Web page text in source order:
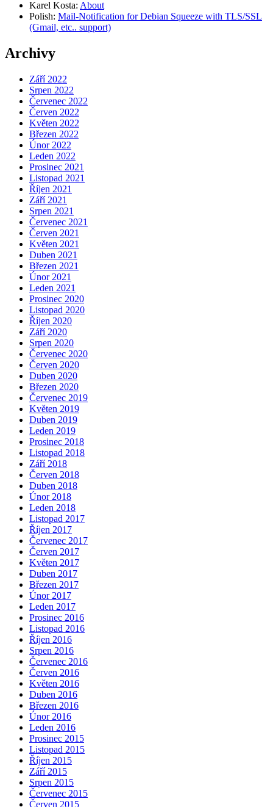
Karel Kosta: About
Polish: Mail-Notification for Debian Squeeze with TLS/SSL
(Gmail, etc.. support)
Archivy
Září 2022
Srpen 2022
Červenec 2022
Červen 2022
Květen 2022
Březen 2022
Únor 2022
Leden 2022
Prosinec 2021
Listopad 2021
Říjen 2021
Září 2021
Srpen 2021
Červenec 2021
Červen 2021
Květen 2021
Duben 2021
Březen 2021
Únor 2021
Leden 2021
Prosinec 2020
Listopad 2020
Říjen 2020
Září 2020
Srpen 2020
Červenec 2020
Červen 2020
Duben 2020
Březen 2020
Červenec 2019
Květen 2019
Duben 2019
Leden 2019
Prosinec 2018
Listopad 2018
Září 2018
Červen 2018
Duben 2018
Únor 2018
Leden 2018
Listopad 2017
Říjen 2017
Červenec 2017
Červen 2017
Květen 2017
Duben 2017
Březen 2017
Únor 2017
Leden 2017
Prosinec 2016
Listopad 2016
Říjen 2016
Srpen 2016
Červenec 2016
Červen 2016
Květen 2016
Duben 2016
Březen 2016
Únor 2016
Leden 2016
Prosinec 2015
Listopad 2015
Říjen 2015
Září 2015
Srpen 2015
Červenec 2015
Červen 2015